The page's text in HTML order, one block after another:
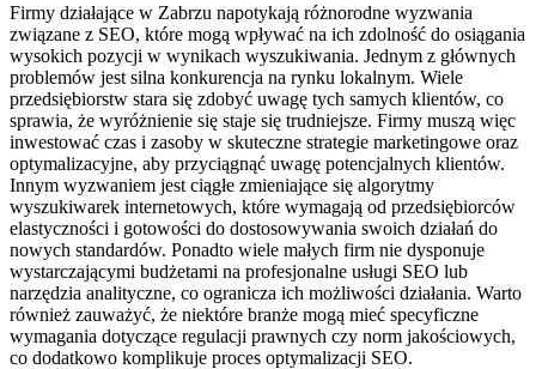
Firmy działające w Zabrzu napotykają różnorodne wyzwania
związane z SEO, które mogą wpływać na ich zdolność do osiągania
wysokich pozycji w wynikach wyszukiwania. Jednym z głównych
problemów jest silna konkurencja na rynku lokalnym. Wiele
przedsiębiorstw stara się zdobyć uwagę tych samych klientów, co
sprawia, że wyróżnienie się staje się trudniejsze. Firmy muszą więc
inwestować czas i zasoby w skuteczne strategie marketingowe oraz
optymalizacyjne, aby przyciągnąć uwagę potencjalnych klientów.
Innym wyzwaniem jest ciągłe zmieniające się algorytmy
wyszukiwarek internetowych, które wymagają od przedsiębiorców
elastyczności i gotowości do dostosowywania swoich działań do
nowych standardów. Ponadto wiele małych firm nie dysponuje
wystarczającymi budżetami na profesjonalne usługi SEO lub
narzędzia analityczne, co ogranicza ich możliwości działania. Warto
również zauważyć, że niektóre branże mogą mieć specyficzne
wymagania dotyczące regulacji prawnych czy norm jakościowych,
co dodatkowo komplikuje proces optymalizacji SEO.